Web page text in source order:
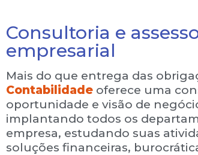
Consultoria e
empresarial
Mais do que entrega das
Contabilidade oferece uma
oportunidade e visão de
implantando todos os
empresa, estudando suas
soluções financeiras,